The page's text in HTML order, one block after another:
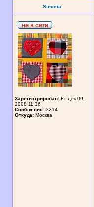
Simona
Зарегистрирован: Вт дек 09,
2008 11:36
Сообщения: 3214
Откуда: Москва